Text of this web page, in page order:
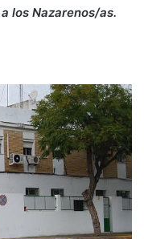
los Nazarenos/as.